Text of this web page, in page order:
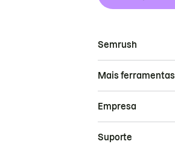
Semrush
Mais ferramentas
Empresa
Suporte